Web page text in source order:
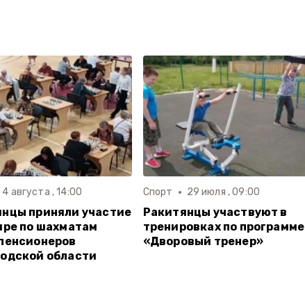
4 августа , 14:00
приняли участие
по шахматам
области
Спорт 29 июля , 09:00
Ракитянцы участвуют в
тренировках по программе
«Дворовый тренер»